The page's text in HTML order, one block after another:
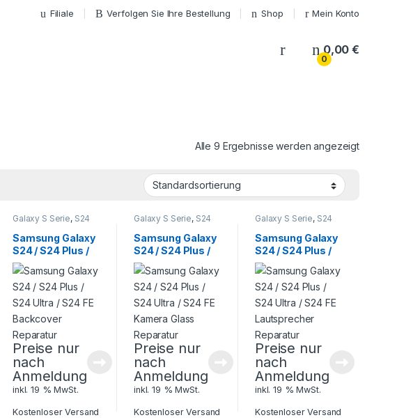
Filiale Verfolgen Sie Ihre Bestellung Shop Mein Konto
My Account
0
0,00€
Alle 9 Ergebnisse werden angezeigt
Galaxy S Serie, S24
,
Smartphone
Reparatur
Samsung Galaxy
S24 / S24 Plus /
S24 Ultra / S24 FE
Backcover
Reparatur
Preise nur
nach
Anmeldung
inkl. 19 % MwSt.
Kostenloser Versand
Galaxy S Serie, S24
,
Smartphone
Reparatur
Samsung Galaxy
S24 / S24 Plus /
S24 Ultra / S24 FE
Kamera Glass
Reparatur
Preise nur
nach
Anmeldung
inkl. 19 % MwSt.
Kostenloser Versand
Galaxy S Serie, S24
,
Smartphone
Reparatur
Samsung Galaxy
S24 / S24 Plus /
S24 Ultra / S24 FE
Lautsprecher
Reparatur
Preise nur
nach
Anmeldung
inkl. 19 % MwSt.
Kostenloser Versand